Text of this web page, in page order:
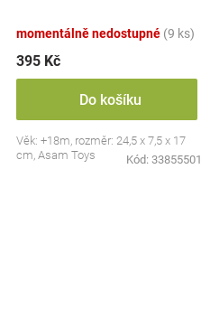
momentálně nedostupné (9 ks)
395 Kč
Do košíku
Věk: +18m, rozměr: 24,5 x 7,5 x 17
cm, Asam Toys
Kód: 33855501